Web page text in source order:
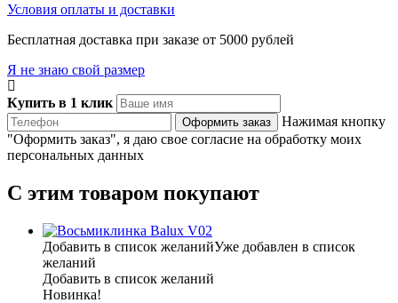
Условия оплаты и доставки
Бесплатная доставка при заказе от 5000 рублей
Я не знаю свой размер
Купить в 1 клик
Нажимая кнопку
"Оформить заказ", я даю свое согласие на обработку моих
персональных данных
С этим товаром покупают
Добавить в список желанийУже добавлен в список
желаний
Добавить в список желаний
Новинка!